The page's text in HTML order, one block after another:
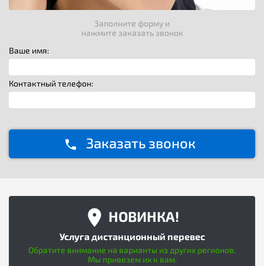
Заполните форму и
нажмите заказать звонок
Ваше имя:
Контактный телефон:
Заказать звонок
НОВИНКА!
Услуга дистанционный перевес
Обратите внимание на варианты из других регионов.
Мы привезем их к вам.